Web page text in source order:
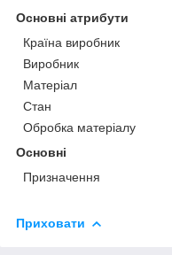
Основні атрибути
Країна виробник
Виробник
Матеріал
Стан
Обробка матеріалу
Основні
Призначення
Приховати